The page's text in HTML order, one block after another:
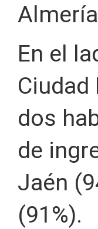
En el
Ciudad
dos
de
Jaén
(91%).